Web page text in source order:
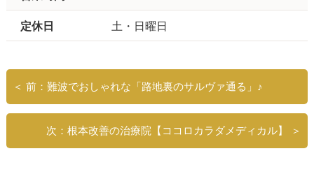
定休日 土・日曜日
＜ 前：難波でおしゃれな「路地裏のサルヴァ通る」♪
次：根本改善の治療院【ココロカラダメディカル】 ＞